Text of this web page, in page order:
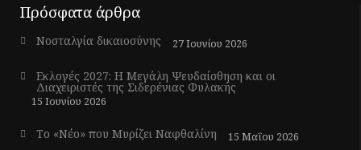
Πρόσφατα άρθρα
Νοσταλγία δικαιοσύνης 27 Ιουνίου 2026
Εκλογές 2027: Η Μεγάλη Ψευδαίσθηση και οι
Διαχειριστές της Σιδερένιας Φυλακής
15 Ιουνίου 2026
Το «Νέο» που Μυρίζει Ναφθαλίνη 15 Μαΐου 2026